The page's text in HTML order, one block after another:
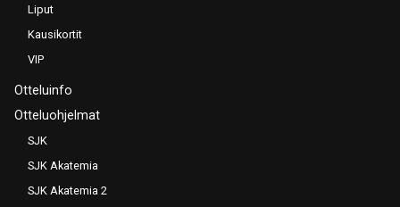
Liput
Kausikortit
VIP
Otteluinfo
Otteluohjelmat
SJK
SJK Akatemia
SJK Akatemia 2